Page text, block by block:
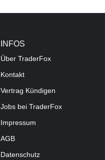
INFOS
Über TraderFox
Kontakt
Vertrag Kündigen
Jobs bei TraderFox
Impressum
AGB
Datenschutz